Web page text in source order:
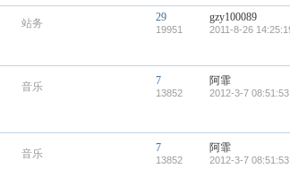
站务 29
19951
gzy100089
2011-8-26
音乐 7
13852
阿霏
2012-3-7 08:51:53
音乐 7
13852
阿霏
2012-3-7 08:51:53